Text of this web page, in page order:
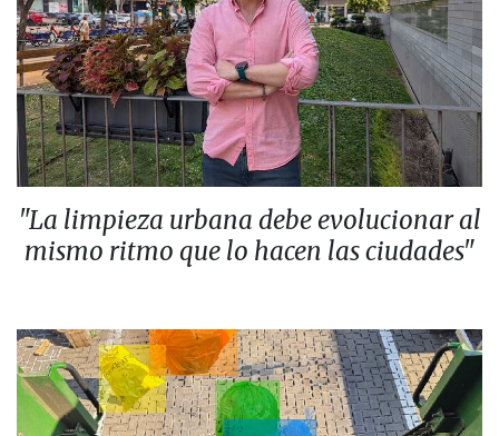
"La limpieza urbana debe evolucionar al
mismo ritmo que lo hacen las ciudades"